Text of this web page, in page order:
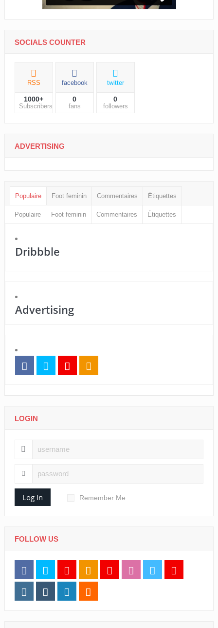
SOCIALS COUNTER
RSS
1000+
Subscribers
facebook
0
fans
twitter
0
followers
ADVERTISING
Populaire Foot feminin Commentaires Étiquettes
Populaire Foot feminin Commentaires Étiquettes
Dribbble
Advertising
LOGIN
Log In Remember Me
FOLLOW US